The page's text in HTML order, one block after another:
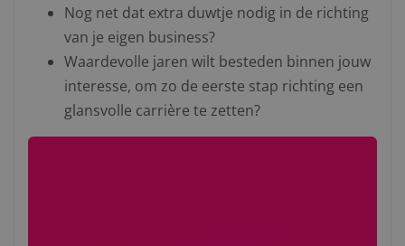
Nog net dat extra duwtje nodig in de richting
van je eigen business?
Waardevolle jaren wilt besteden binnen jouw
interesse, om zo de eerste stap richting een
glansvolle carrière te zetten?